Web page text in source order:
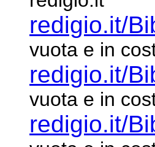
redigio.it/
vuota e in
redigio.it/
vuota e in
redigio.it/